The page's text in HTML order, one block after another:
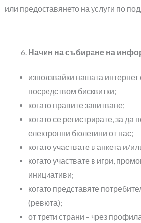
или предоставянето на услуги по
Начин на събиране на
използвайки нашата интернет
посредством бисквитки;
когато правите запитване;
когато се регистрирате, за да
електронни бюлетини от нас;
когато участвате в анкета и/
когато участвате в игри,
инициативи;
когато представяте
(ревюта);
от трети страни – чрез